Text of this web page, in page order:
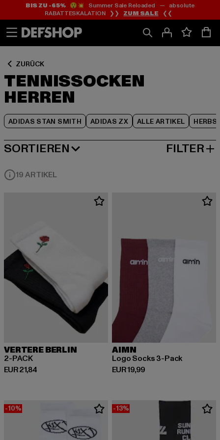
Zum
Inhalt
springen
Zum
Fußzeile
springen
BIS ZU -65%😲💥 Summer Sale Reloaded — absolute
RABATTESKALATION ❯❯ ZUM SALE ❮❮
ZURÜCK
TENNISSOCKEN
HERREN
ADIDAS STAN SMITH ADIDAS ZX ALLE ARTIKEL
Zum
Produktraster
springen
SORTIEREN
BELIEBTESTE FILTER
19 ARTIKEL
VERTERE BERLIN
2-PACK
EUR 21,84
Derzeitiger Preis: EUR 21,84
AIMN
Logo Socks 3-Pack
EUR 19,99
Derzeitiger Preis: EUR 19,99
-10% -13%